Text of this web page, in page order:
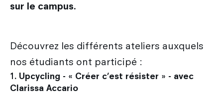
sur le campus.
Découvrez les différents ateliers auxquels
nos étudiants ont participé :
1. Upcycling - « Créer c’est résister » - avec
Clarissa Accario